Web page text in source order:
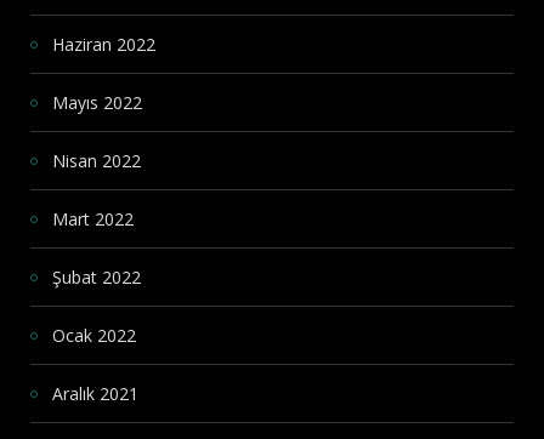
Haziran 2022
Mayıs 2022
Nisan 2022
Mart 2022
Şubat 2022
Ocak 2022
Aralık 2021